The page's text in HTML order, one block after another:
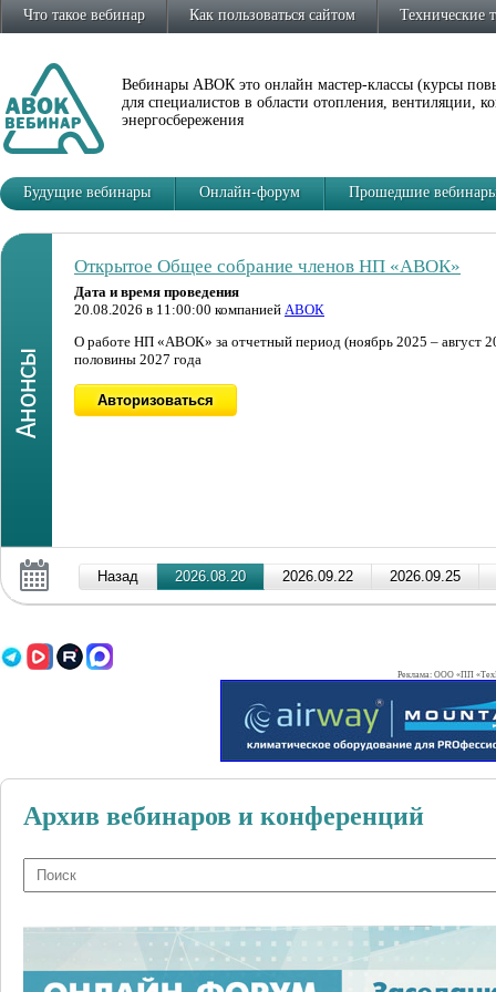
Что такое вебинар Как пользоваться сайтом Технические
Вебинары АВОК это онлайн мастер-классы (курсы
для специалистов в области отопления, вентиляции,
энергосбережения
Будущие вебинары Онлайн-форум Прошедшие
Открытое Общее собрание членов НП «АВОК»
Дата и время проведения
20.08.2026 в 11:00:00 компанией АВОК
О работе НП «АВОК» за отчетный период (ноябрь 2025 – август
половины 2027 года
Автоматизация расчётов ВК в BIM: возможности
Дата и время проведения
22.09.2026 в 11:00:00 компанией ООО «ГК ВентСофт»
Вебинар будет интересен специалистам, интересующимися
в своей работе.
Реклама: ООО «ПП
Архив вебинаров и конференций